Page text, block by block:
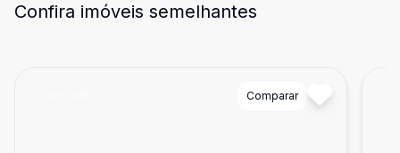
Confira imóveis semelhantes
Comparar